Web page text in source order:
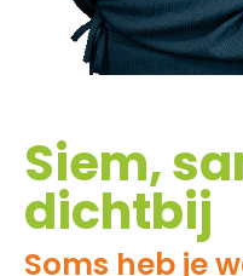
Siem,
dichtbij
Soms heb je